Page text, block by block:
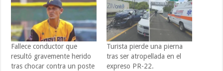
Fallece conductor que
resultó gravemente herido
tras chocar contra un poste
Turista pierde una pierna
tras ser atropellada en el
expreso PR-22.